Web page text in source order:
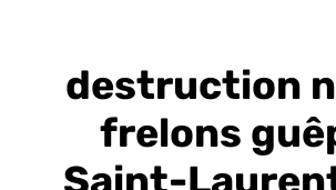
destruction
frelons
Saint-